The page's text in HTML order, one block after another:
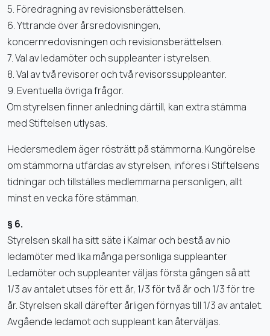
5. Föredragning av revisionsberättelsen.
6. Yttrande över årsredovisningen,
koncernredovisningen och revisionsberättelsen.
7. Val av ledamöter och suppleanter i styrelsen.
8. Val av två revisorer och två revisorssuppleanter.
9. Eventuella övriga frågor.
Om styrelsen finner anledning därtill, kan extra stämma
med Stiftelsen utlysas.
Hedersmedlem äger rösträtt på stämmorna. Kungörelse
om stämmorna utfärdas av styrelsen, införes i Stiftelsens
tidningar och tillställes medlemmarna personligen, allt
minst en vecka före stämman.
§ 6.
Styrelsen skall ha sitt säte i Kalmar och bestå av nio
ledamöter med lika många personliga suppleanter
Ledamöter och suppleanter väljas första gången så att
1/3 av antalet utses för ett år, 1/3 för två år och 1/3 för tre
år. Styrelsen skall därefter årligen förnyas till 1/3 av antalet.
Avgående ledamot och suppleant kan återväljas.